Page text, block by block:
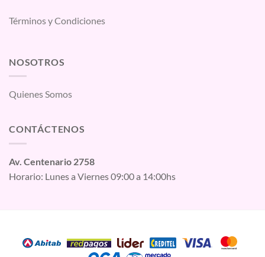
Términos y Condiciones
NOSOTROS
Quienes Somos
CONTÁCTENOS
Av. Centenario 2758
Horario: Lunes a Viernes 09:00 a 14:00hs